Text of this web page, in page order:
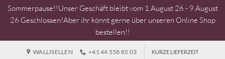
Sommerpause!!Unser Geschäft bleibt vom 1.August 26 - 9.August
26 Geschlossen!Aber ihr könnt gerne über unseren Online Shop
bestellen!!
WALLISELLEN +41 44 558 85 03 KURZE LIEFERZEIT